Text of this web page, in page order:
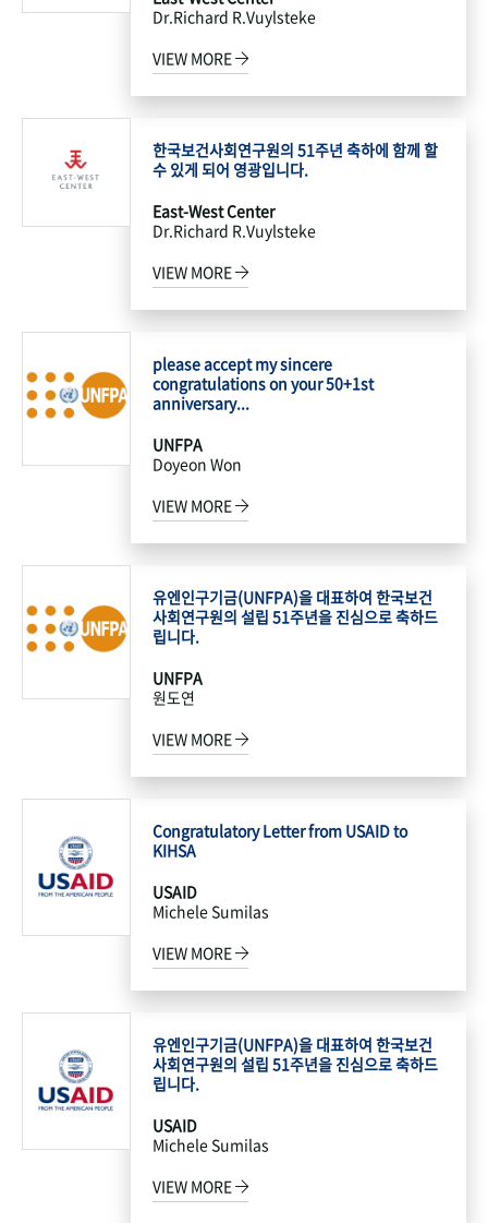
Dr.Richard R.Vuylsteke
VIEW MORE
한국보건사회연구원의 51주년 축하에 함께 할
수 있게 되어 영광입니다.
East-West Center
Dr.Richard R.Vuylsteke
VIEW MORE
please accept my sincere
congratulations on your 50+1st
anniversary...
UNFPA
Doyeon Won
VIEW MORE
유엔인구기금(UNFPA)을 대표하여 한국보건
사회연구원의 설립 51주년을 진심으로 축하드
립니다.
UNFPA
원도연
VIEW MORE
Congratulatory Letter from USAID to
KIHSA
USAID
Michele Sumilas
VIEW MORE
유엔인구기금(UNFPA)을 대표하여 한국보건
사회연구원의 설립 51주년을 진심으로 축하드
립니다.
USAID
Michele Sumilas
VIEW MORE